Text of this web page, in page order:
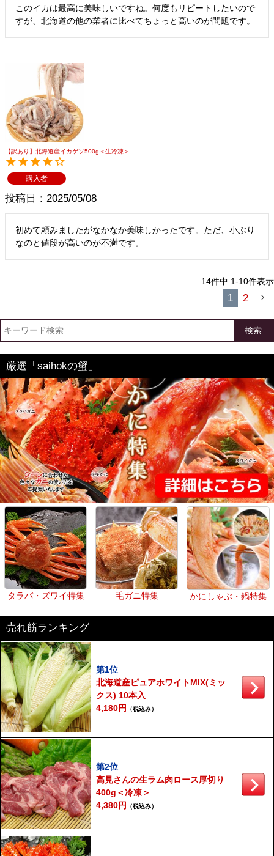
このイカは最高に美味しいですね。何度もリピートしたいので
すが、北海道の他の業者に比べてちょっと高いのが問題です。
【訳あり】北海道産イカゲソ500g＜生冷凍＞
購入者
投稿日 2025/05/08
初めて頼みましたがなかなか美味しかったです。ただ、小ぶり
なのと値段が高いのが不満です。
14件中 1-10件表示
1 2
検索
厳選「saihokの蟹」
タラバ・ズワイ特集 毛ガニ特集 かにしゃぶ・鍋特集
売れ筋ランキング
第1位
北海道産ピュアホワイトMIX(ミッ
クス) 10本入
4,180円
（税込み）
第2位
高見さんの生ラム肉ロース厚切り
400g＜冷凍＞
4,380円
（税込み）